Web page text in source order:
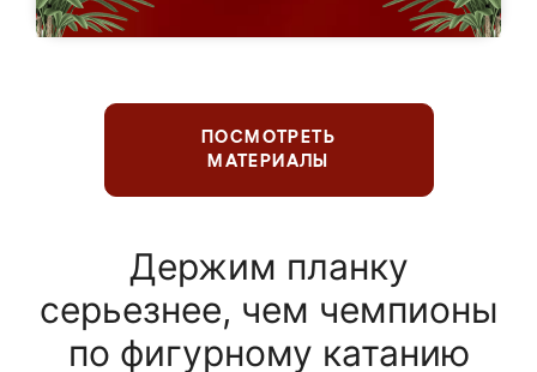
ПОСМОТРЕТЬ
МАТЕРИАЛЫ
Держим планку
серьезнее, чем чемпионы
по фигурному катанию